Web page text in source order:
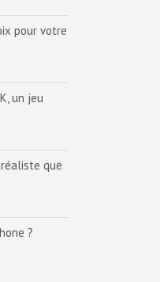
pour votre
un jeu
que
?